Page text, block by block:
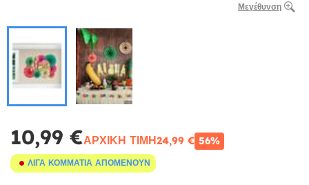
Μεγέθυνση
10,99 €ΑΡΧΙΚΉ ΤΙΜΉ24,99 € 56%
ΛΊΓΑ ΚΟΜΜΆΤΙΑ ΑΠΟΜΈΝΟΥΝ